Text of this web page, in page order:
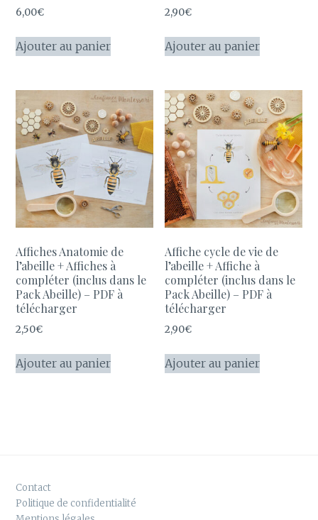
6,00€
Ajouter au panier
2,90€
Ajouter au panier
Affiches Anatomie de
l’abeille + Affiches à
compléter (inclus dans le
Pack Abeille) – PDF à
télécharger
2,50€
Ajouter au panier
Affiche cycle de vie de
l’abeille + Affiche à
compléter (inclus dans le
Pack Abeille) – PDF à
télécharger
2,90€
Ajouter au panier
Contact
Politique de confidentialité